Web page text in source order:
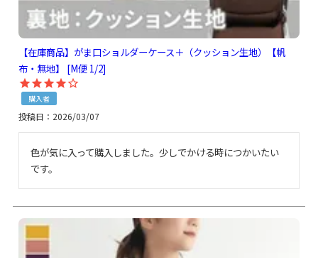
【在庫商品】がま口ショルダーケース＋（クッション生地）【帆
布・無地】 [M便 1/2]
購入者
投稿日 2026/03/07
色が気に入って購入しました。少しでかける時につかいたい
です。